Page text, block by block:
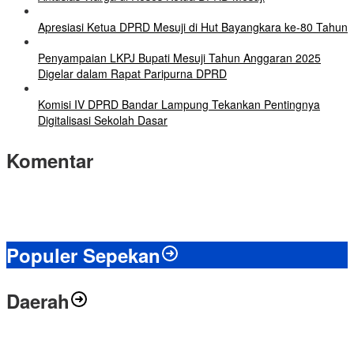
Apresiasi Ketua DPRD Mesuji di Hut Bayangkara ke-80 Tahun
Penyampaian LKPJ Bupati Mesuji Tahun Anggaran 2025
Digelar dalam Rapat Paripurna DPRD
Komisi IV DPRD Bandar Lampung Tekankan Pentingnya
Digitalisasi Sekolah Dasar
Komentar
Populer Sepekan
Daerah